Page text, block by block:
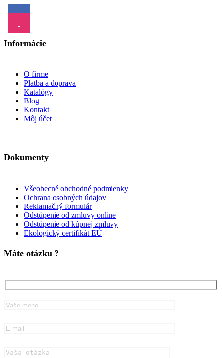
Informácie
O firme
Platba a doprava
Katalógy
Blog
Kontakt
Môj účet
Dokumenty
Všeobecné obchodné podmienky
Ochrana osobných údajov
Reklamačný formulár
Odstúpenie od zmluvy online
Odstúpenie od kúpnej zmluvy
Ekologický certifikát EÚ
Máte otázku ?